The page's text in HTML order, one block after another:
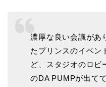
濃厚な良い会議があ
たプリンスのイベン
ど、スタジオのロビ
のDA PUMPが出てて